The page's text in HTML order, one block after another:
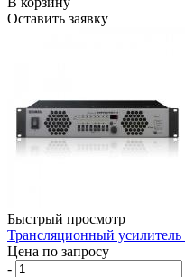
Оставить заявку
Быстрый просмотр
Трансляционный
Цена по запросу
-